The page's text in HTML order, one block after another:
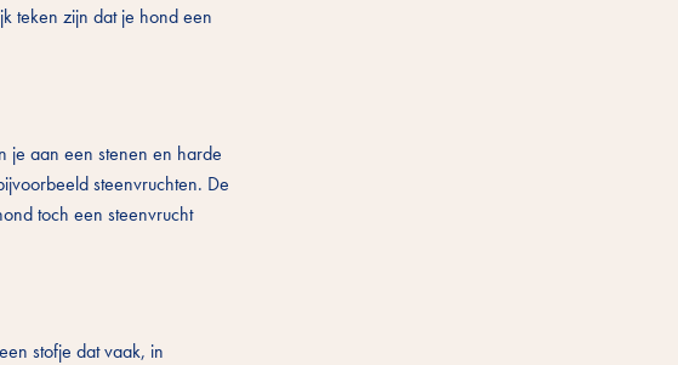
teken zijn dat je hond een
je aan een stenen en harde
steenvruchten. De
toch een steenvrucht
stofje dat vaak, in